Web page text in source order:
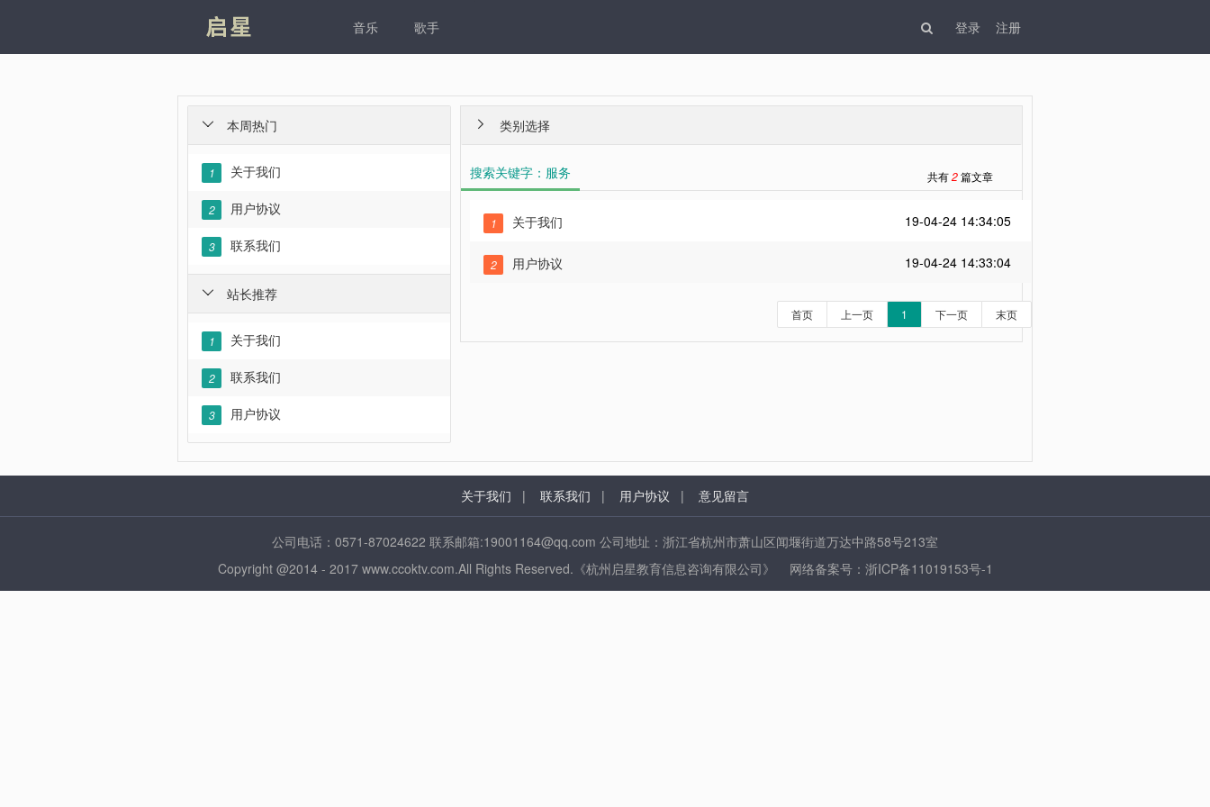
音乐
歌手 登录 注册
本周热门

1 关于我们
2 用户协议
3 联系我们
站长推荐

1 关于我们
2 联系我们
3 用户协议
类别选择

搜索关键字：服务 共有2篇文章
1 关于我们 19-04-24 14:34:05
2 用户协议 19-04-24 14:33:04
首页 上一页 1 下一页 末页
关于我们 | 联系我们 | 用户协议 | 意见留言
公司电话：0571-87024622 联系邮箱:19001164@qq.com 公司地址：浙江省杭州市萧山区闻堰街道万达中路58号213室
Copyright @2014 - 2017 www.ccoktv.com.All Rights Reserved.《杭州启星教育信息咨询有限公司》 网络备案号：浙ICP备11019153号-1